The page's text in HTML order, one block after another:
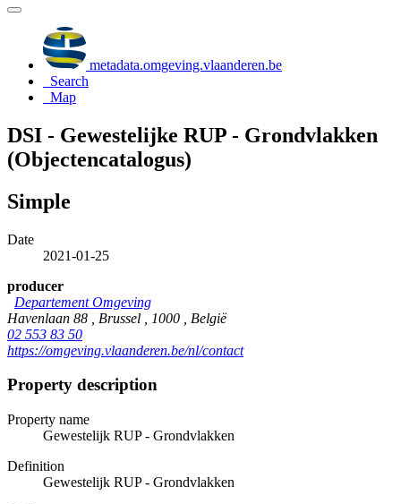
metadata.omgeving.vlaanderen.be
Search
Map
DSI - Gewestelijke RUP - Grondvlakken
(Objectencatalogus)
Simple
Date
2021-01-25
producer
Departement Omgeving
Havenlaan 88 , Brussel , 1000 , België
02 553 83 50
https://omgeving.vlaanderen.be/nl/contact
Property description
Property name
Gewestelijk RUP - Grondvlakken
Definition
Gewestelijk RUP - Grondvlakken